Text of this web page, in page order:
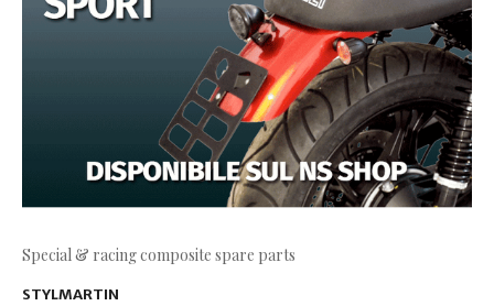
Special & racing composite spare parts
STYLMARTIN